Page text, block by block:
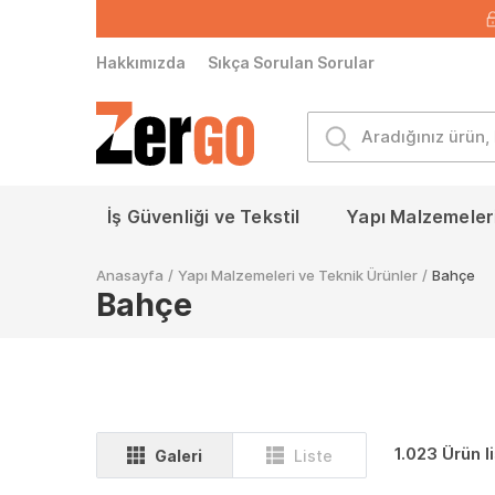
Hakkımızda Sıkça Sorulan Sorular
İş Güvenliği ve Tekstil Yapı
Anasayfa / Yapı Malzemeleri ve Teknik Ürünler / Bahçe
Bahçe
Galeri Liste 1.023 Ürün